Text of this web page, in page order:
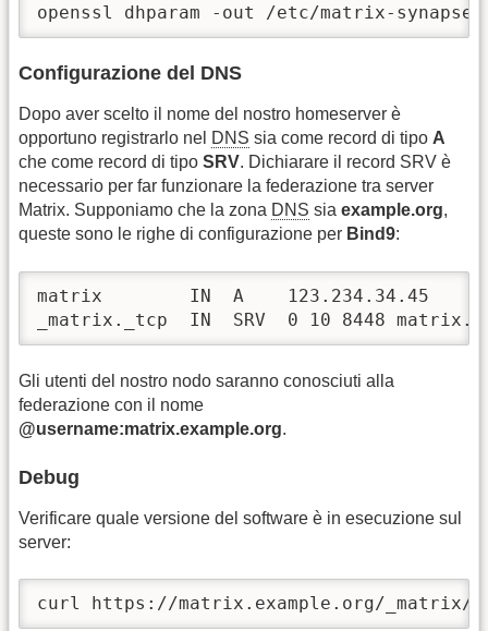
openssl dhparam -out /etc/matrix-
Configurazione del DNS
Dopo aver scelto il nome del nostro homeserver è
opportuno registrarlo nel DNS sia come record di tipo A
che come record di tipo SRV. Dichiarare il record SRV è
necessario per far funzionare la federazione tra server
Matrix. Supponiamo che la zona DNS sia example.org,
queste sono le righe di configurazione per Bind9:
matrix        IN  A    123.234.34.45
_matrix._tcp  IN  SRV  0 10 8448
Gli utenti del nostro nodo saranno conosciuti alla
federazione con il nome
@username:matrix.example.org.
Debug
Verificare quale versione del software è in esecuzione sul
server:
curl https://matrix.example.org/_matrix/